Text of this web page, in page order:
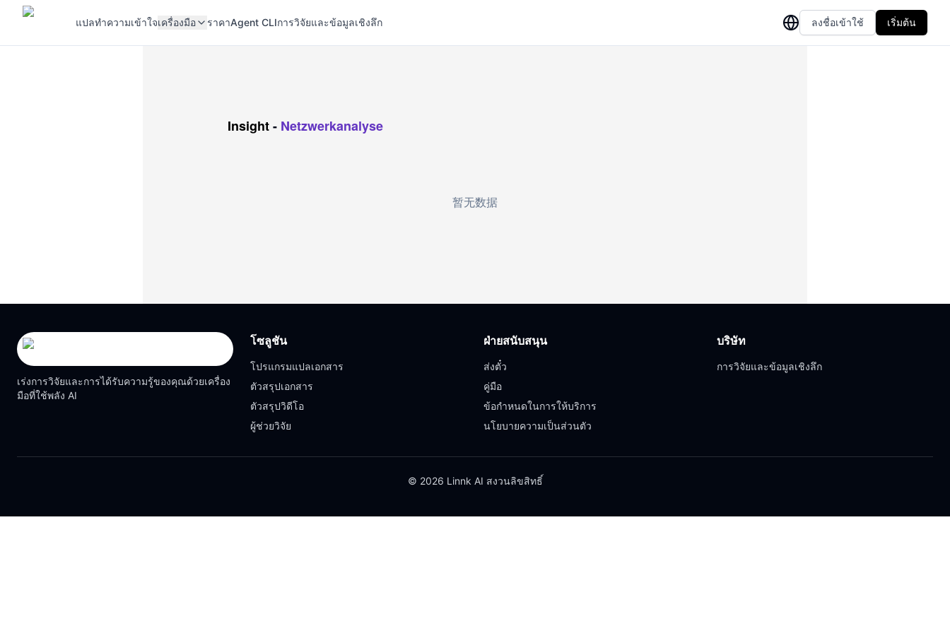
แปลทำความเข้าใจเครื่องมือ ราคาAgent CLIการวิจัยและข้อมูลเชิงลึก ลงชื่อเข้าใช้ เริ่มต้น
Insight- Netzwerkanalyse
暂无数据
เร่งการวิจัยและการได้รับความรู้ของคุณด้วยเครื่อง
มือที่ใช้พลัง AI
โซลูชัน
โปรแกรมแปลเอกสาร
ตัวสรุปเอกสาร
ตัวสรุปวิดีโอ
ผู้ช่วยวิจัย
ฝ่ายสนับสนุน
ส่งตั๋ว
คู่มือ
ข้อกำหนดในการให้บริการ
นโยบายความเป็นส่วนตัว
บริษัท
การวิจัยและข้อมูลเชิงลึก
© 2026 Linnk AI สงวนลิขสิทธิ์